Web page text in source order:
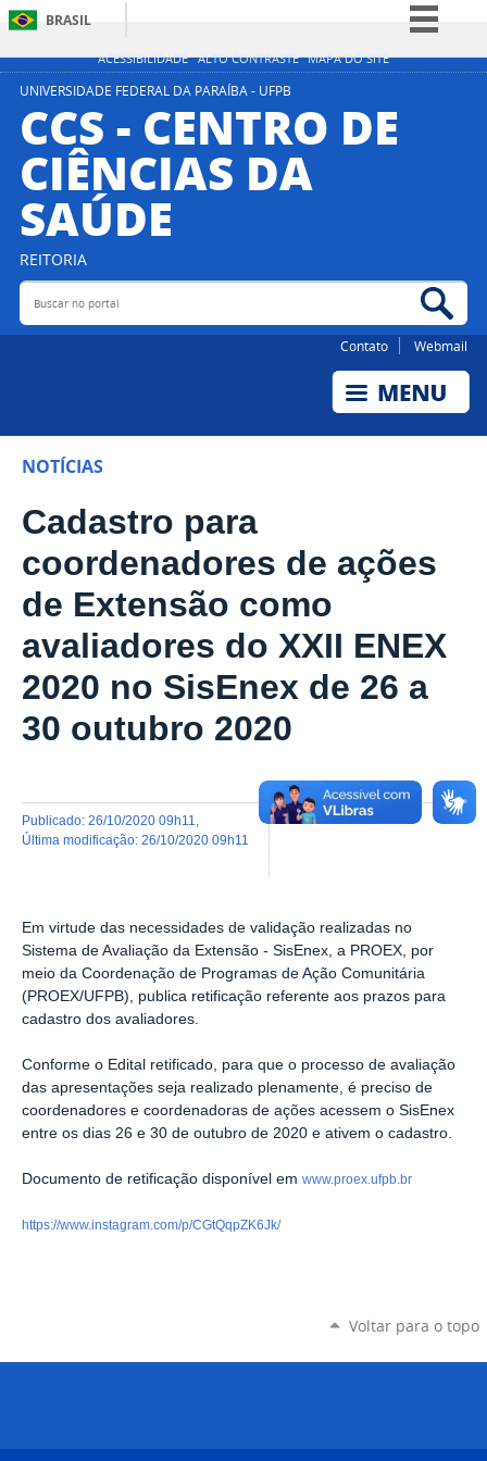
ACESSIBILIDADE ALTO CONTRASTE MAPA DO SITE
BRASIL
Simplifique!
Participe
Acesso à informação
Legislação
UNIVERSIDADE FEDERAL DA PARAÍBA - UFPB
CCS - CENTRO DE
CIÊNCIAS DA
SAÚDE
REITORIA
Buscar no portal
Contato Webmail
NOTÍCIAS
Cadastro para
coordenadores de ações
de Extensão como
avaliadores do XXII ENEX
2020 no SisEnex de 26 a
30 outubro 2020
publicado: 26/10/2020 09h11
última modificação: 26/10/2020 09h11
Em virtude das necessidades de validação realizadas no
Sistema de Avaliação da Extensão - SisEnex, a PROEX, por
meio da Coordenação de Programas de Ação Comunitária
(PROEX/UFPB), publica retificação referente aos prazos para
cadastro dos avaliadores.
Conforme o Edital retificado, para que o processo de avaliação
das apresentações seja realizado plenamente, é preciso de
coordenadores e coordenadoras de ações acessem o SisEnex
entre os dias 26 e 30 de outubro de 2020 e ativem o cadastro.
Documento de retificação disponível em www.proex.ufpb.br
https://www.instagram.com/p/CGtQqpZK6Jk/
Voltar para o topo